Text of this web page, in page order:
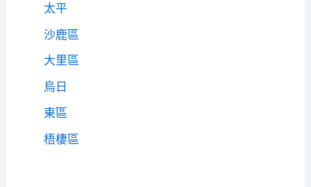
太平
沙鹿區
大里區
烏日
東區
梧棲區